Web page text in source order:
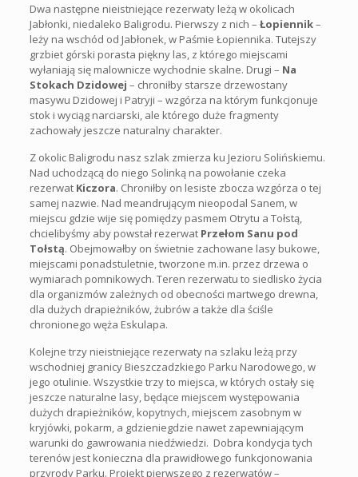
Dwa następne nieistniejące rezerwaty leżą w okolicach
Jabłonki, niedaleko Baligrodu. Pierwszy z nich – Łopiennik–
leży na wschód od Jabłonek, w Paśmie Łopiennika. Tutejszy
grzbiet górski porasta piękny las, z którego miejscami
wyłaniają się malownicze wychodnie skalne. Drugi – Na
Stokach Dzidowej – chroniłby starsze drzewostany
masywu Dzidowej i Patryji – wzgórza na którym funkcjonuje
stok i wyciąg narciarski, ale którego duże fragmenty
zachowały jeszcze naturalny charakter.
Z okolic Baligrodu nasz szlak zmierza ku Jezioru Solińskiemu.
Nad uchodzącą do niego Solinką na powołanie czeka
rezerwatKiczora. Chroniłby on lesiste zbocza wzgórza o tej
samej nazwie. Nad meandrującym nieopodal Sanem, w
miejscu gdzie wije się pomiędzy pasmem Otrytu a Tołstą,
chcielibyśmy aby powstał rezerwat Przełom Sanu pod
Tołstą. Obejmowałby on świetnie zachowane lasy bukowe,
miejscami ponadstuletnie, tworzone m.in. przez drzewa o
wymiarach pomnikowych. Teren rezerwatu to siedlisko życia
dla organizmów zależnych od obecności martwego drewna,
dla dużych drapieżników, żubrów a także dla ściśle
chronionego węża Eskulapa.
Kolejne trzy nieistniejące rezerwaty na szlaku leżą przy
wschodniej granicy Bieszczadzkiego Parku Narodowego, w
jego otulinie. Wszystkie trzy to miejsca, w których ostały się
jeszcze naturalne lasy, będące miejscem występowania
dużych drapieżników, kopytnych, miejscem zasobnym w
kryjówki, pokarm, a gdzieniegdzie nawet zapewniającym
warunki do gawrowania niedźwiedzi. Dobra kondycja tych
terenów jest konieczna dla prawidłowego funkcjonowania
przyrody Parku. Projekt pierwszego z rezerwatów –